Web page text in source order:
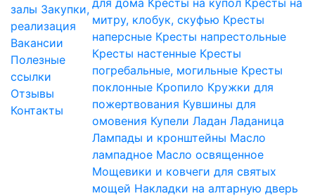
залы Закупки,
реализация
Вакансии
Полезные
ссылки
Отзывы
Контакты
для дома Кресты на купол Кресты на
митру, клобук, скуфью Кресты
наперсные Кресты напрестольные
Кресты настенные Кресты
погребальные, могильные Кресты
поклонные Кропило Кружки для
пожертвования Кувшины для
омовения Купели Ладан Ладаница
Лампады и кронштейны Масло
лампадное Масло освященное
Мощевики и ковчеги для святых
мощей Накладки на алтарную дверь